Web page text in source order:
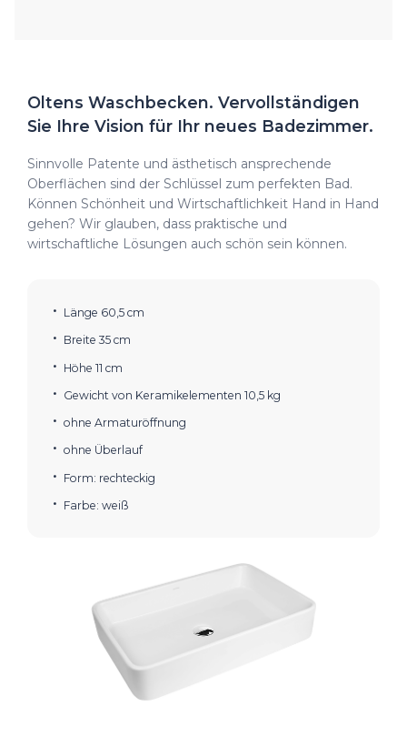
Oltens Waschbecken. Vervollständigen
Sie Ihre Vision für Ihr neues Badezimmer.
Sinnvolle Patente und ästhetisch ansprechende
Oberflächen sind der Schlüssel zum perfekten Bad.
Können Schönheit und Wirtschaftlichkeit Hand in Hand
gehen? Wir glauben, dass praktische und
wirtschaftliche Lösungen auch schön sein können.
Länge 60,5 cm
Breite 35 cm
Höhe 11 cm
Gewicht von Keramikelementen 10,5 kg
ohne Armaturöffnung
ohne Überlauf
Form: rechteckig
Farbe: weiß